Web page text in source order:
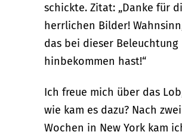
schickte. Zitat: „Danke für
herrlichen Bilder!
das bei dieser Beleuchtung
hinbekommen hast!“
Ich freue mich über das
wie kam es dazu? Nach zwei
Wochen in New York kam